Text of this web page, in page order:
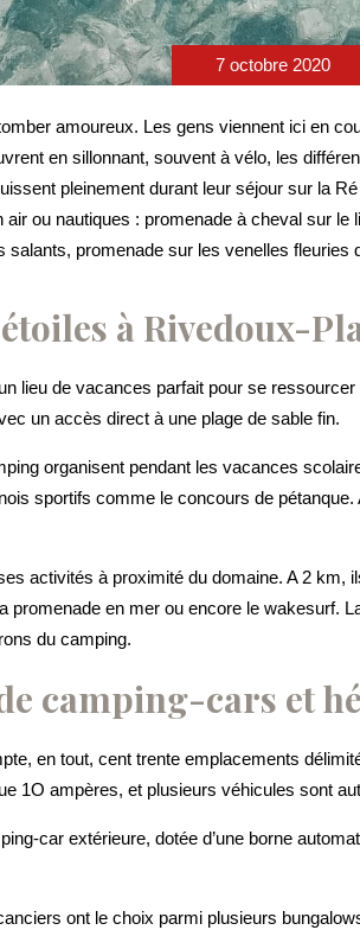
7 octobre 2020
amoureux. Les gens viennent ici en
en sillonnant, souvent à vélo, les
pleinement durant leur séjour sur la
air ou nautiques : promenade à cheval sur
promenade sur les venelles fleuries
à Rivedoux-
lieu de vacances parfait pour se
un accès direct à une plage de sable fin.
organisent pendant les vacances
sportifs comme le concours de
activités à proximité du domaine. A 2 km,
promenade en mer ou encore le wakesurf.
du camping.
camping-cars et
en tout, cent trente emplacements
1O ampères, et plusieurs véhicules sont
car extérieure, dotée d’une borne
ont le choix parmi plusieurs